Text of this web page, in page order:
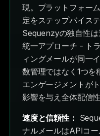
現。プラットフォー
定をステップバイス
Sequenzyの独自性
統一アプローチ - ト
ィングメールが同一
数管理ではなく1つ
エンゲージメントが
影響を与え全体配信性
速度と信頼性：
ナルメールはAPIコ